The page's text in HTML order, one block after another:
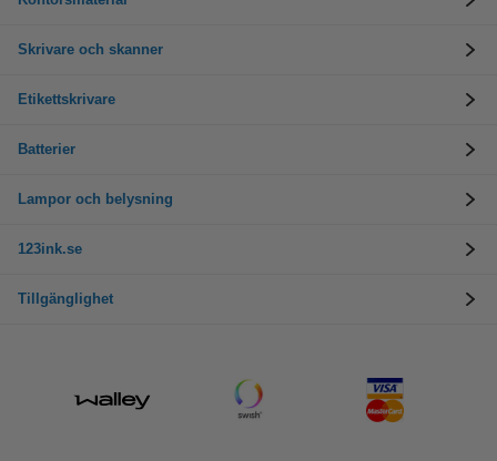
Skrivare och skanner
Etikettskrivare
Batterier
Lampor och belysning
123ink.se
Tillgänglighet